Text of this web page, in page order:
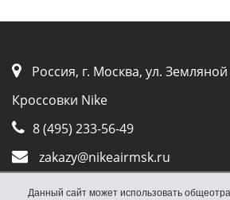
Россия, г. Москва, ул.
Кроссовки Nike
8 (495) 233-56-49
zakazy@nikeairmsk.ru
Whatsapp
Данный сайт может использовать